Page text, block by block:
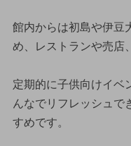
館内からは初島や伊豆
め、レストランや売店
定期的に子供向けイベ
んなでリフレッシュで
すめです。